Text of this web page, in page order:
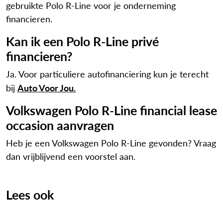
gebruikte Polo R-Line voor je onderneming
financieren.
Kan ik een Polo R-Line privé
financieren?
Ja. Voor particuliere autofinanciering kun je terecht
bij Auto Voor Jou.
Volkswagen Polo R-Line financial lease
occasion aanvragen
Heb je een Volkswagen Polo R-Line gevonden? Vraag
dan vrijblijvend een voorstel aan.
Lees ook